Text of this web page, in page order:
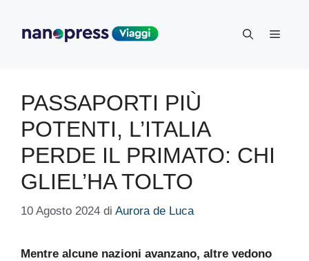
contenuto
Menu
PASSAPORTI PIÙ
POTENTI, L’ITALIA
PERDE IL PRIMATO: CHI
GLIEL’HA TOLTO
10 Agosto 2024 di Aurora de Luca
Mentre alcune nazioni avanzano, altre vedono